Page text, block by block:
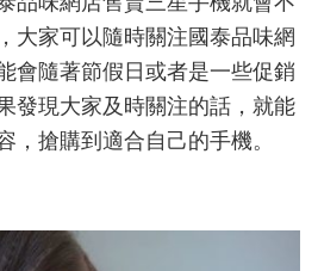
大家可以隨時關注國泰品味網
會隨著節假日或者是一些促銷
發現大家及時關注的話，就能
，搶購到適合自己的手機。